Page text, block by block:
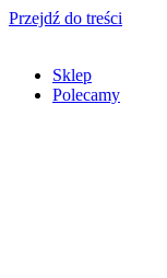
Przejdź do treści
Sklep
Polecamy